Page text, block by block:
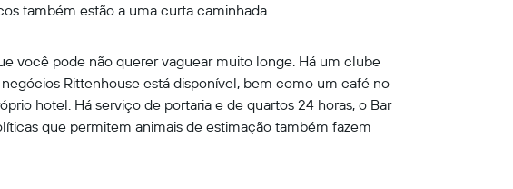
também estão a uma curta caminhada.
você pode não querer vaguear muito longe. Há um clube
Rittenhouse está disponível, bem como um café no
hotel. Há serviço de portaria e de quartos 24 horas, o Bar
que permitem animais de estimação também fazem